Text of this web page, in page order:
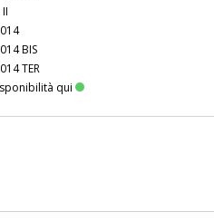
BIS
TER
qui